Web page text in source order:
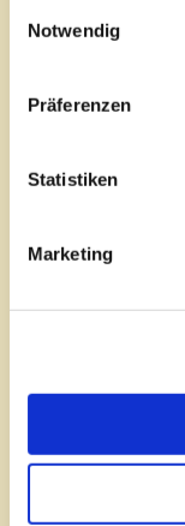
Notwendig
Präferenzen
Statistiken
Marketing
Marienkrankenhaus